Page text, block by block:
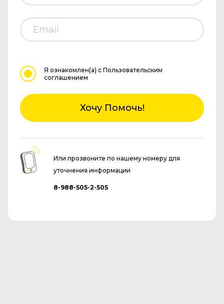
Я ознакомлен(а) с Пользовательским
соглашением
Хочу Помочь!
Или прозвоните по нашему номеру для
уточнения информации
8-988-505-2-505